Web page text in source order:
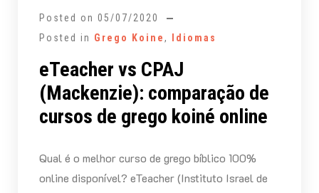
Posted on 05/07/2020
Posted in Grego Koine, Idiomas
eTeacher vs CPAJ
(Mackenzie): comparação de
cursos de grego koiné online
Qual é o melhor curso de grego bíblico 100%
online disponível? eTeacher (Instituto Israel de